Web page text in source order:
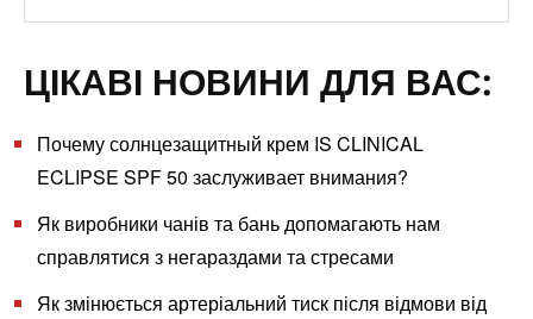
ЦІКАВІ НОВИНИ ДЛЯ ВАС:
Почему солнцезащитный крем IS CLINICAL
ECLIPSE SPF 50 заслуживает внимания?
Як виробники чанів та бань допомагають нам
справлятися з негараздами та стресами
Як змінюється артеріальний тиск після відмови від